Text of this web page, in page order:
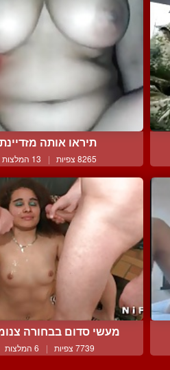
תיראו אותה מזדיינת
8265 צפיות | 13 המלצות
מעשי סדום בבחורה
7739 צפיות | 6 המלצות